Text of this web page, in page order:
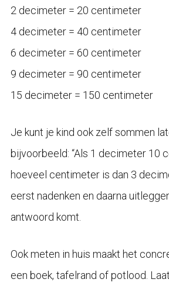
2 decimeter = 20 centimeter
4 decimeter = 40 centimeter
6 decimeter = 60 centimeter
9 decimeter = 90 centimeter
15 decimeter = 150 centimeter
Je kunt je kind ook zelf sommen
bijvoorbeeld: “Als 1 decimeter 10
hoeveel centimeter is dan 3
eerst nadenken en daarna
antwoord komt.
Ook meten in huis maakt het
een boek, tafelrand of potlood.